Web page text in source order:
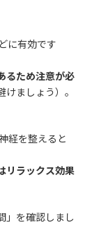
に有効です
るため注意が必
ましょう）。
経を整えると
リラックス効果
」を確認しまし